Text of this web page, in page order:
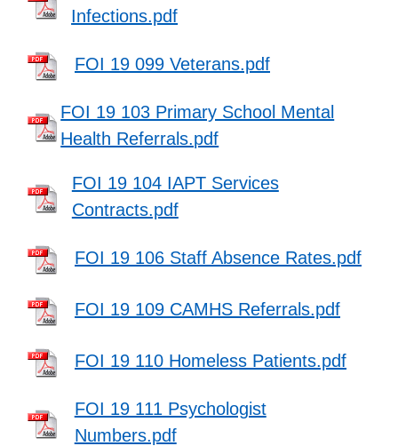
Infections.pdf
FOI 19 099 Veterans.pdf
FOI 19 103 Primary School Mental
Health Referrals.pdf
FOI 19 104 IAPT Services
Contracts.pdf
FOI 19 106 Staff Absence Rates.pdf
FOI 19 109 CAMHS Referrals.pdf
FOI 19 110 Homeless Patients.pdf
FOI 19 111 Psychologist
Numbers.pdf